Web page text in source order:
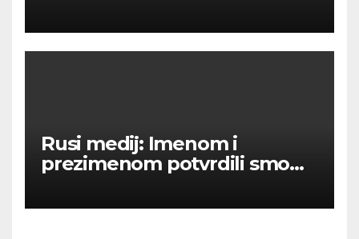
Rusi medij: Imenom i
prezimenom potvrdili smo
Ukraini.